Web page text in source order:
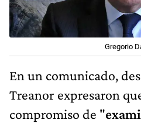
Gregorio
En un comunicado,
Treanor expresaron
compromiso de "